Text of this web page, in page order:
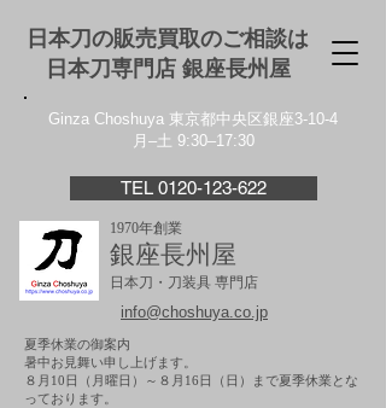
日本刀の販売買取のご相談は
日本刀専門店 銀座⻑州屋
Ginza Choshuya 東京都中央区銀座3-10-4
月–土 9:30–17:30
TEL 0120-123-622
1970年創業
銀座長州屋
日本刀・刀装具 専門店
info@choshuya.co.jp
夏季休業の御案内
暑中お見舞い申し上げます。
８月10日（月曜日）～８月16日（日）まで夏季休業とな
っております。